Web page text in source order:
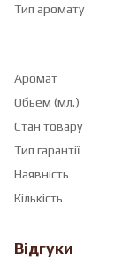
Тип аромату
Аромат
Обьем (мл.)
Стан товару
Тип гарантії
Наявність
Кількість
Відгуки